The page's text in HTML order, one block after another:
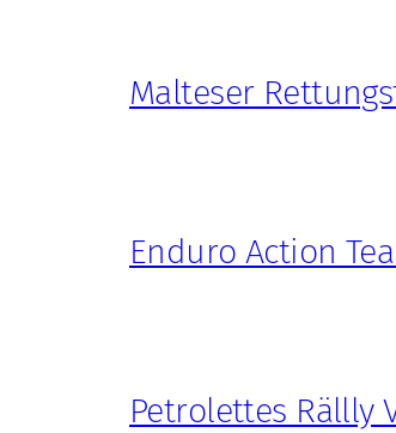
Malteser
Enduro Action
Petrolettes Rällly